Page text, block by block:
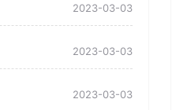
2023-03-03
2023-03-03
2023-03-03